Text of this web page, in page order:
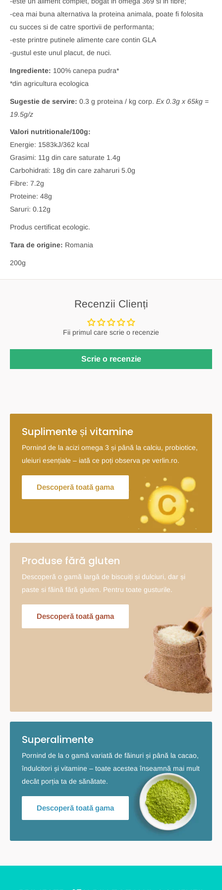
-cea mai buna alternativa la proteina animala, poate fi folosita
cu succes si de catre sportivii de performanta;
-este printre putinele alimente care contin GLA
-gustul este unul placut, de nuci.
Ingrediente: 100% canepa pudra*
*din agricultura ecologica
Sugestie de servire: 0.3 g proteina / kg corp. Ex 0.3g x 65kg =
19.5g/z
Valori nutritionale/100g:
Energie: 1583kJ/362 kcal
Grasimi: 11g din care saturate 1.4g
Carbohidrati: 18g din care zaharuri 5.0g
Fibre: 7.2g
Proteine: 48g
Saruri: 0.12g
Produs certificat ecologic.
Tara de origine: Romania
200g
Recenzii Clienți
Fii primul care scrie o recenzie
Scrie o recenzie
Suplimente și vitamine
Pornind de la acizi omega 3 și până la calciu, probiotice,
uleiuri esențiale – iată ce poți observa pe verlin.ro.
Descoperă toată gama
Produse fără gluten
Descoperă o gamă largă de biscuiți și dulciuri, dar și
paste si făină fără gluten. Pentru toate gusturile.
Descoperă toată gama
Superalimente
Pornind de la o gamă variată de făinuri și până la cacao,
îndulcitori și vitamine – toate acestea înseamnă mai mult
decât porția ta de sănătate.
Descoperă toată gama